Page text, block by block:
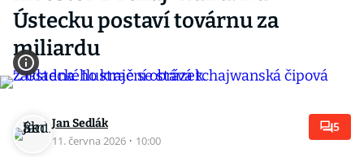
Ústecku postaví továrnu za
miliardu
Jan Sedlák
11. června 2026 · 10:00
5